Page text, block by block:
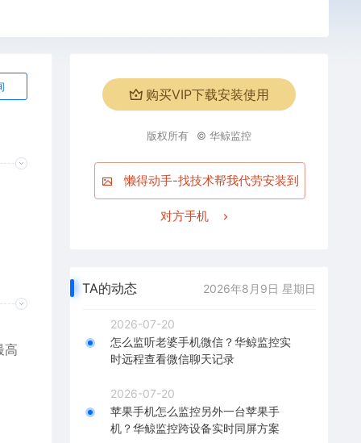
高
购买VIP下载安装使用
版权所有 © 华鲸监控
懒得动手-找技术帮我代劳安装到
对方手机
TA的动态 2026年8月9日 星期日
2026-07-20
怎么监听老婆手机微信？华鲸监控实
时远程查看微信聊天记录
2026-07-20
苹果手机怎么监控另外一台苹果手
机？华鲸监控跨设备实时同屏方案